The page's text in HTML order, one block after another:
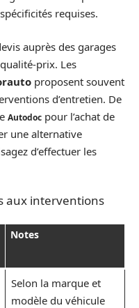
requises.
auprès des garages
prix. Les
proposent souvent
d’entretien. De
Autodoc pour l’achat de
une alternative
d’effectuer les
aux interventions
Notes
Selon la marque et
modèle du véhicule